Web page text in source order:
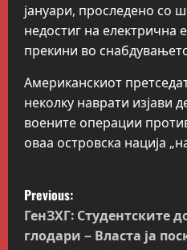
јануари, проследено со
недостиг на електрична
прекини во
Американскиот
неколку наврати изјави
воените операции
оваа островска нација
P
o
Previous:
ГенЗХГ: Студентските
глодари – Власта ја